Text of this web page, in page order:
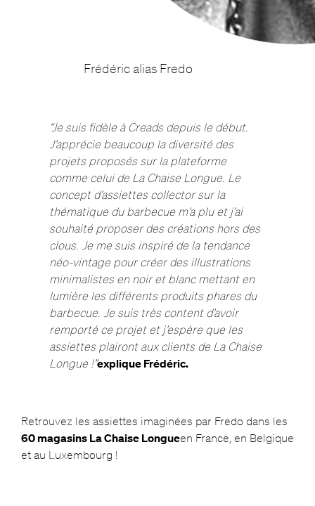
Frédéric alias Fredo
“Je suis fidèle à Creads depuis le début.
J’apprécie beaucoup la diversité des
projets proposés sur la plateforme
comme celui de La Chaise Longue. Le
concept d’assiettes collector sur la
thématique du barbecue m’a plu et j’ai
souhaité proposer des créations hors des
clous. Je me suis inspiré de la tendance
néo-vintage pour créer des illustrations
minimalistes en noir et blanc mettant en
lumière les différents produits phares du
barbecue. Je suis très content d’avoir
remporté ce projet et j’espère que les
assiettes plairont aux clients de La Chaise
Longue !”explique Frédéric.
Retrouvez les assiettes imaginées par Fredo dans les
60 magasins La Chaise Longueen France, en Belgique
et au Luxembourg !